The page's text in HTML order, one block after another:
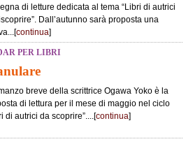
di letture dedicata al tema “Libri di autrici
Dall’autunno sarà proposta una
continua]
PER LIBRI
breve della scrittrice Ogawa Yoko è la
di lettura per il mese di maggio nel ciclo
di autrici da scoprire”....[continua]